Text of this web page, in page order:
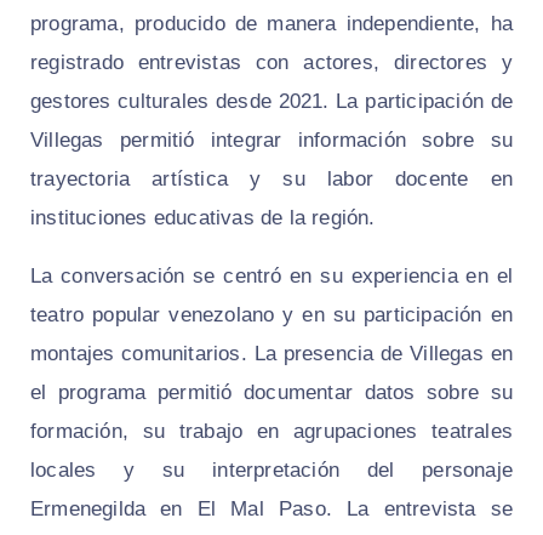
programa, producido de manera independiente, ha
registrado entrevistas con actores, directores y
gestores culturales desde 2021. La participación de
Villegas permitió integrar información sobre su
trayectoria artística y su labor docente en
instituciones educativas de la región.
La conversación se centró en su experiencia en el
teatro popular venezolano y en su participación en
montajes comunitarios. La presencia de Villegas en
el programa permitió documentar datos sobre su
formación, su trabajo en agrupaciones teatrales
locales y su interpretación del personaje
Ermenegilda en El Mal Paso. La entrevista se